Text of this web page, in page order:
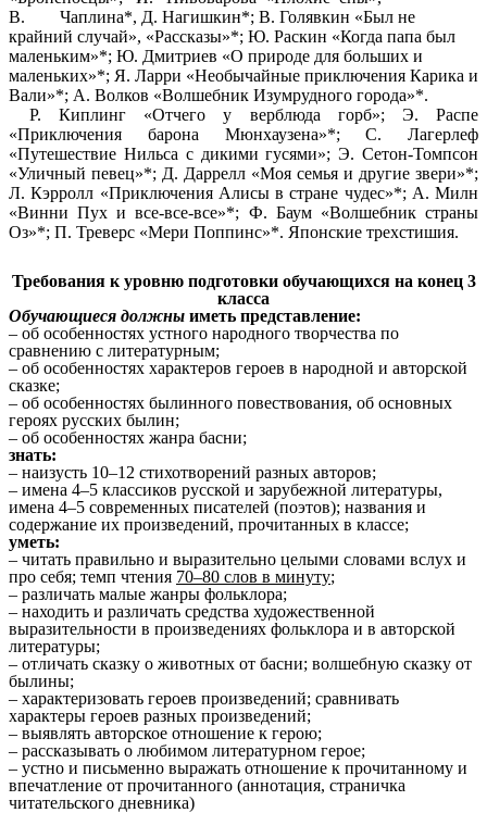
B. Чаплина*, Д. Нагишкин*; В. Голявкин «Был не
крайний случай», «Рассказы»*; Ю. Раскин «Когда папа был
маленьким»*; Ю. Дмитриев «О природе для больших и
маленьких»*; Я. Ларри «Необычайные приключения Карика и
Вали»*; А. Волков «Волшебник Изумрудного города»*.
Р. Киплинг «Отчего у верблюда горб»; Э. Распе
«Приключения барона Мюнхаузена»*; С. Лагерлеф
«Путешествие Нильса с дикими гусями»; Э. Сетон-Томпсон
«Уличный певец»*; Д. Даррелл «Моя семья и другие звери»*;
Л. Кэрролл «Приключения Алисы в стране чудес»*; А. Милн
«Винни Пух и все-все-все»*; Ф. Баум «Волшебник страны
Оз»*; П. Треверс «Мери Поппинс»*. Японские трехстишия.
Требования к уровню подготовки обучающихся на конец 3
класса
Обучающиеся должны иметь представление:
– об особенностях устного народного творчества по
сравнению с литературным;
– об особенностях характеров героев в народной и авторской
сказке;
– об особенностях былинного повествования, об основных
героях русских былин;
– об особенностях жанра басни;
знать:
– наизусть 10–12 стихотворений разных авторов;
– имена 4–5 классиков русской и зарубежной литературы,
имена 4–5 современных писателей (поэтов); названия и
содержание их произведений, прочитанных в классе;
уметь:
– читать правильно и выразительно целыми словами вслух и
про себя; темп чтения 70–80 слов в минуту;
– различать малые жанры фольклора;
– находить и различать средства художественной
выразительности в произведениях фольклора и в авторской
литературы;
– отличать сказку о животных от басни; волшебную сказку от
былины;
– характеризовать героев произведений; сравнивать
характеры героев разных произведений;
– выявлять авторское отношение к герою;
– рассказывать о любимом литературном герое;
– устно и письменно выражать отношение к прочитанному и
впечатление от прочитанного (аннотация, страничка
читательского дневника)